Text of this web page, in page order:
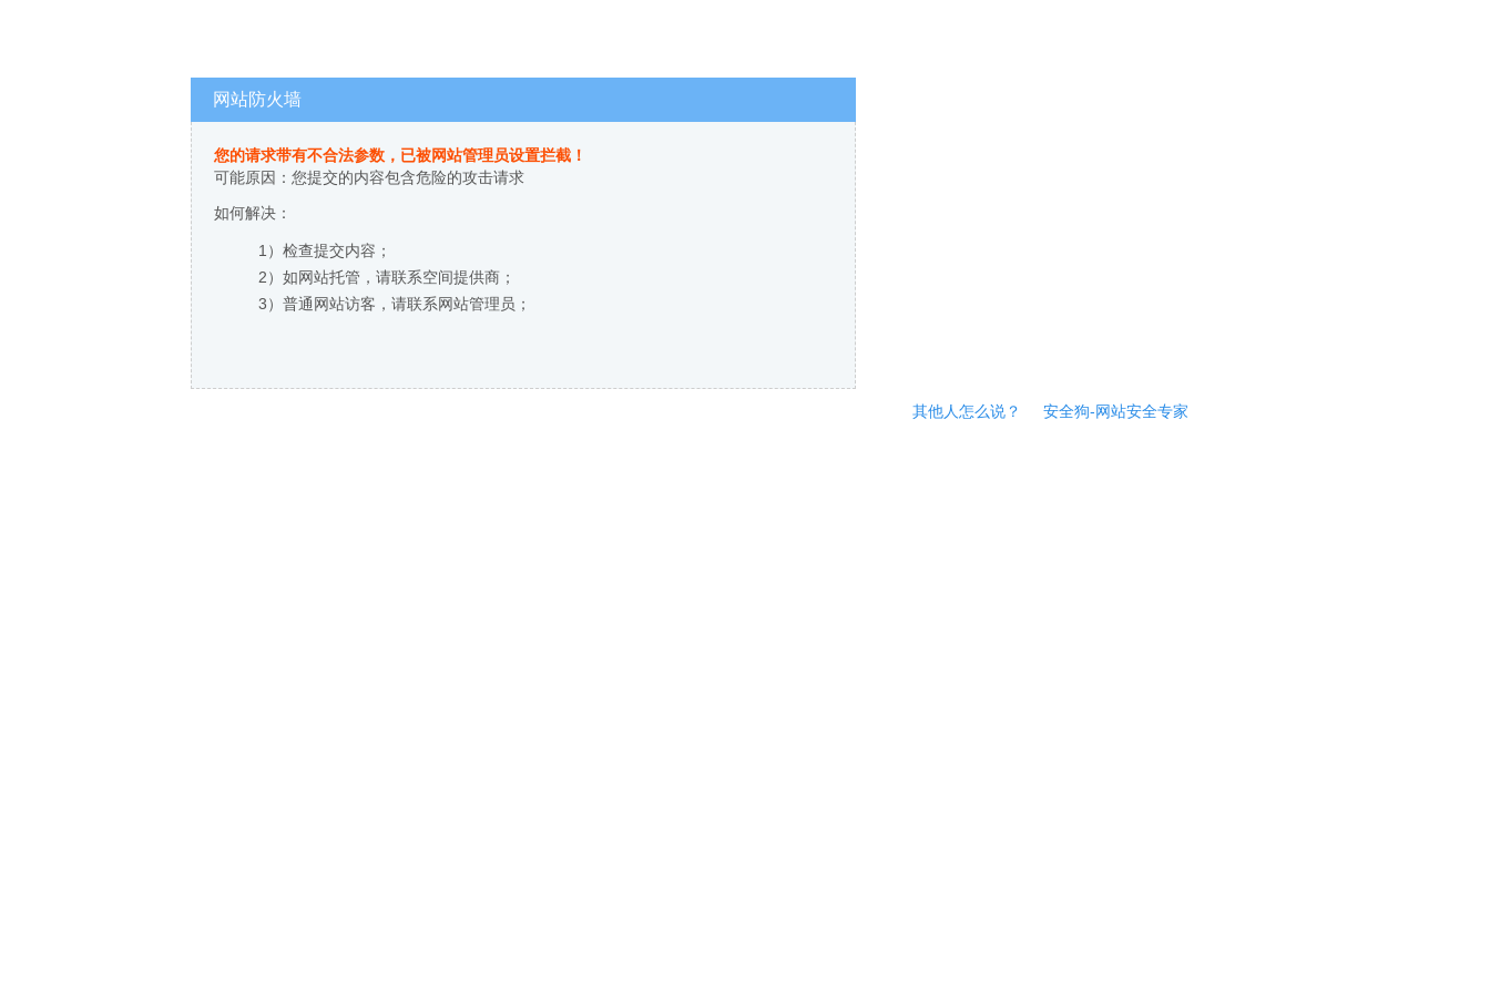
网站防火墙
您的请求带有不合法参数，已被网站管理员设置拦截！
可能原因：您提交的内容包含危险的攻击请求
如何解决：
1）检查提交内容；
2）如网站托管，请联系空间提供商；
3）普通网站访客，请联系网站管理员；
其他人怎么说？ 安全狗-网站安全专家